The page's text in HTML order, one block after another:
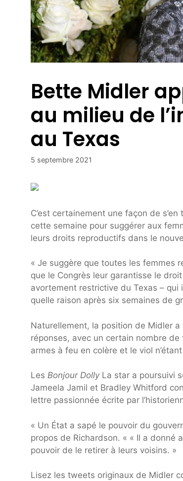
Bette Midler
au milieu de
au Texas
5 septembre 2021
C’est certainement une façon de
cette semaine pour suggérer aux
leurs droits reproductifs dans le
« Je suggère que toutes les femmes
que le Congrès leur garantisse le
avortement restrictive du Texas –
quelle raison après six semaines de
Naturellement, la position de Midler
réponses, avec un certain nombre
armes à feu en colère et le viol
Les Bonjour DollyLa star a poursuivi
Jameela Jamil et Bradley Whitford
lettre passionnée écrite par
« Un État a sapé le pouvoir du
propos de Richardson. « « Il a donné
pouvoir de le retirer à leurs voisins. »
Lisez les tweets originaux de Midler